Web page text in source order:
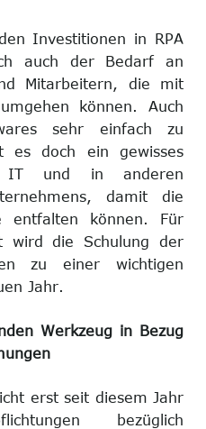
Investitionen in RPA
auch der Bedarf an
Mitarbeitern, die mit
können. Auch
sehr einfach zu
es doch ein gewisses
IT und in anderen
damit die
entfalten können. Für
wird die Schulung der
zu einer wichtigen
Jahr.
Werkzeug in Bezug
erst seit diesem Jahr
bezüglich